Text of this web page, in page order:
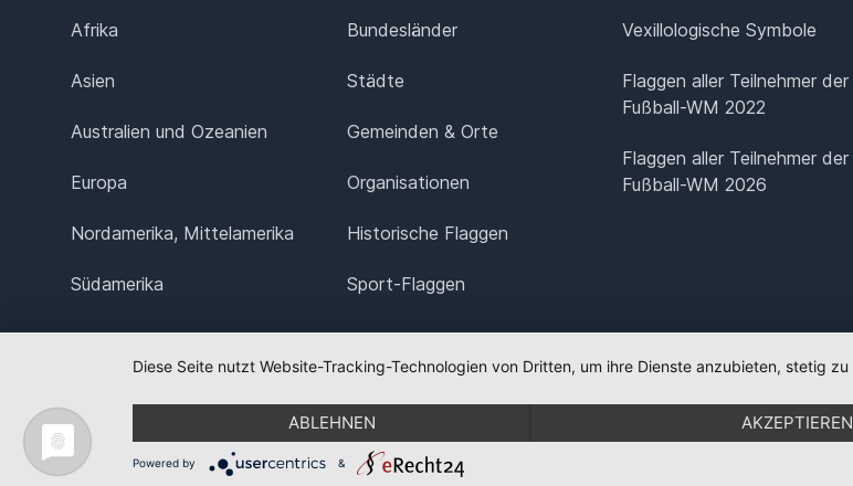
Afrika
Asien
Australien und Ozeanien
Europa
Nordamerika, Mittelamerika
Südamerika
Bundesländer
Städte
Gemeinden & Orte
Organisationen
Historische Flaggen
Sport-Flaggen
Vexillologische Symbole
Flaggen aller Teilnehmer der
Fußball-WM 2022
Flaggen aller Teilnehmer der
Fußball-WM 2026
Diese Seite nutzt Website-Tracking-Technologien von Dritten, um ihre Dienste anzubieten, stetig
ABLEHNEN AKZEPTIEREN
Powered by &